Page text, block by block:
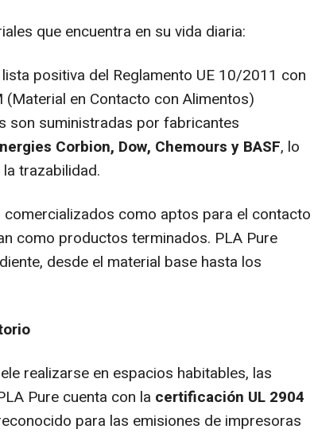
que encuentra en su vida diaria:
positiva del Reglamento UE 10/2011 con
(Material en Contacto con Alimentos)
son suministradas por fabricantes
Corbion, Dow, Chemours y BASF, lo
trazabilidad.
como aptos para el contacto
como productos terminados. PLA Pure
desde el material base hasta los
realizarse en espacios habitables, las
Pure cuenta con la certificación UL 2904
para las emisiones de impresoras